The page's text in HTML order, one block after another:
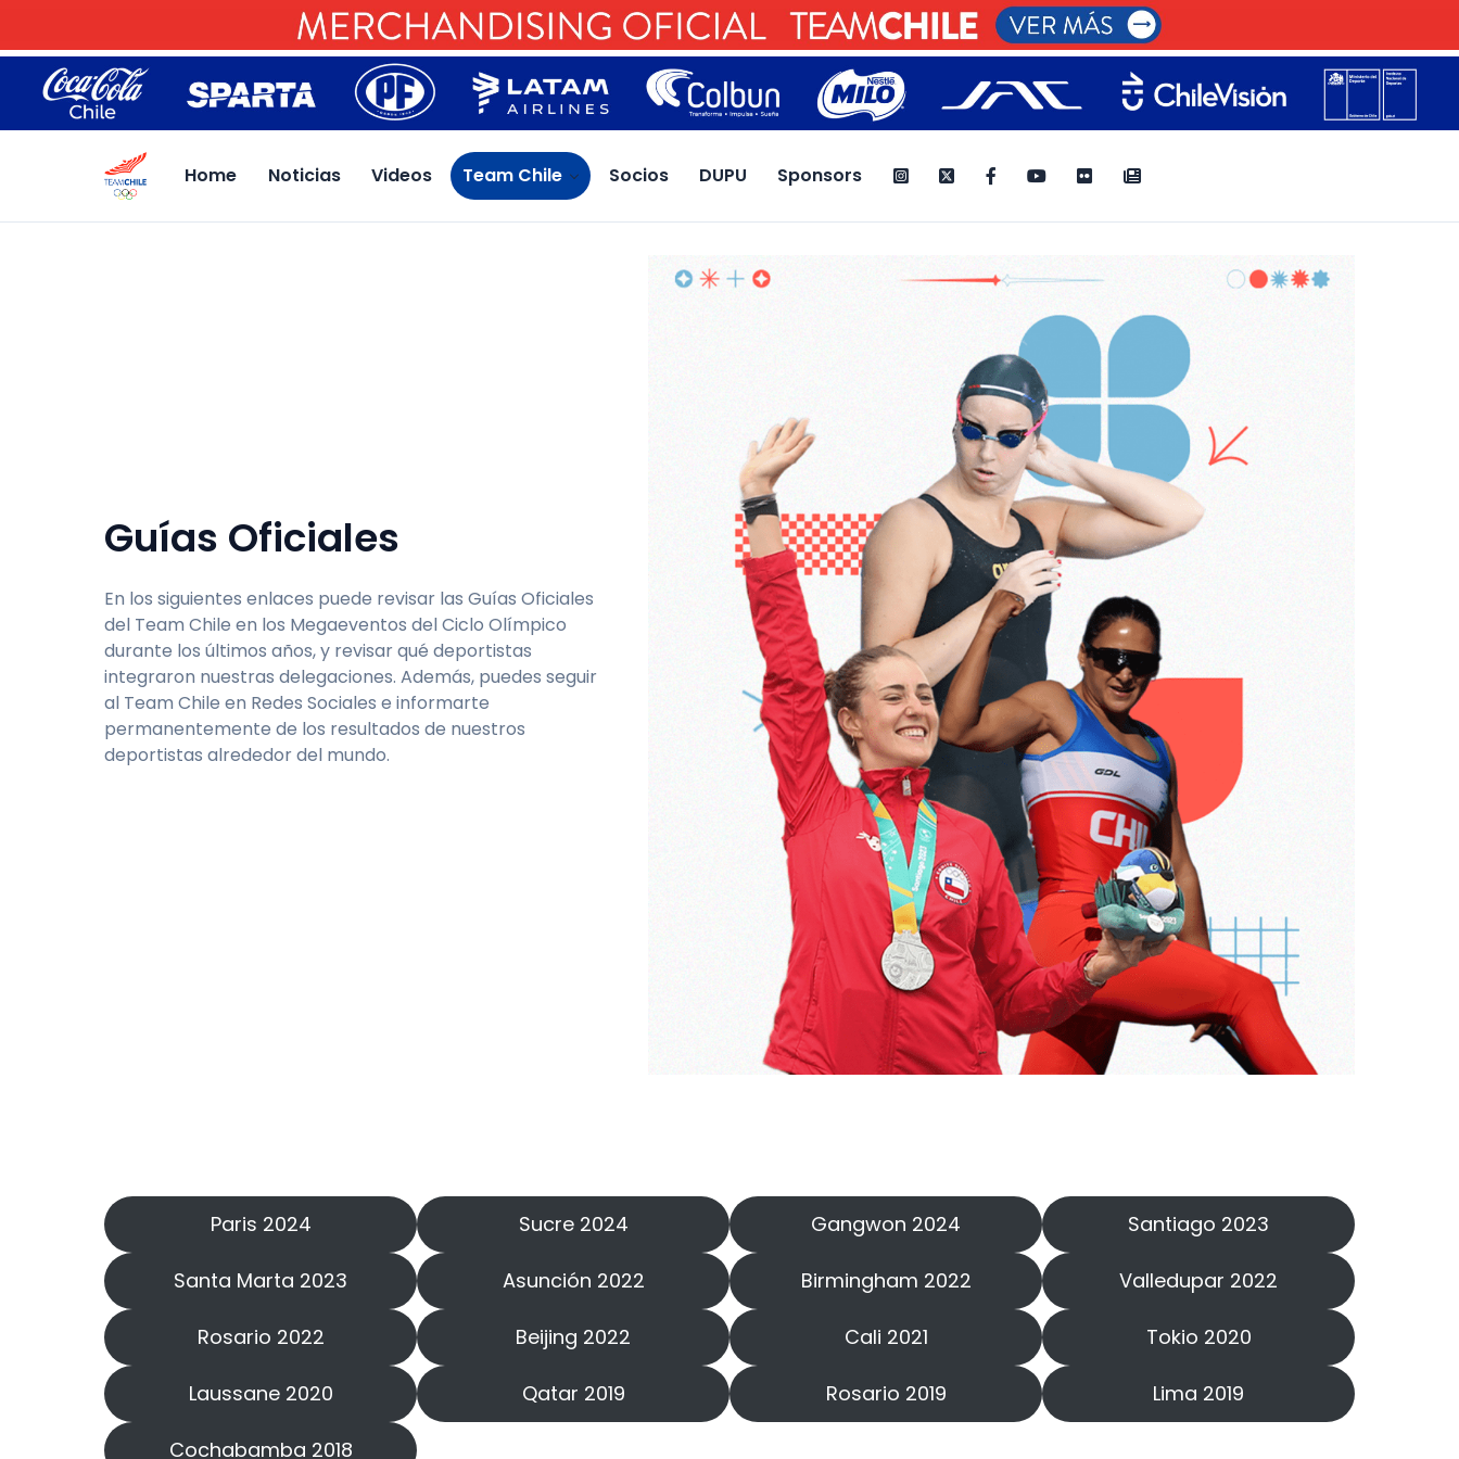
Home Noticias Videos Team Chile Socios DUPU Sponsors
Guías Oficiales
En los siguientes enlaces puede revisar las Guías Oficiales
del Team Chile en los Megaeventos del Ciclo Olímpico
durante los últimos años, y revisar qué deportistas
integraron nuestras delegaciones. Además, puedes seguir
al Team Chile en Redes Sociales e informarte
permanentemente de los resultados de nuestros
deportistas alrededor del mundo.
Paris 2024 Sucre 2024 Gangwon 2024 Santiago 2023
Santa Marta 2023 Asunción 2022 Birmingham 2022 Valledupar 2022
Rosario 2022 Beijing 2022 Cali 2021 Tokio 2020
Laussane 2020 Qatar 2019 Rosario 2019 Lima 2019
Cochabamba 2018